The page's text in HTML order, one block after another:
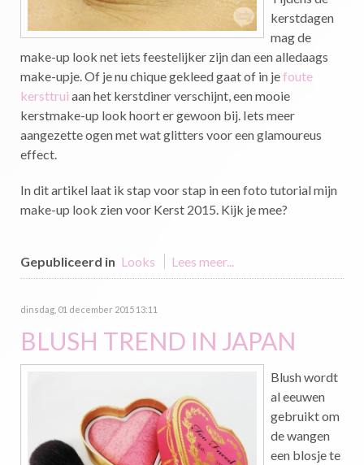
kerstdagen
mag de
make-up look net iets feestelijker zijn dan een alledaags
make-upje. Of je nu chique gekleed gaat of in jefoute
kersttrui aan het kerstdiner verschijnt, een mooie
kerstmake-up look hoort er gewoon bij. Iets meer
aangezette ogen met wat glitters voor een glamoureus
effect.
In dit artikel laat ik stap voor stap in een foto tutorial mijn
make-up look zien voor Kerst 2015. Kijk je mee?
Gepubliceerd in Looks Lees meer...
dinsdag, 01 december 2015 13:11
BLUSH TREND IN JAPAN
Blush wordt
al eeuwen
gebruikt om
de wangen
een blosje te